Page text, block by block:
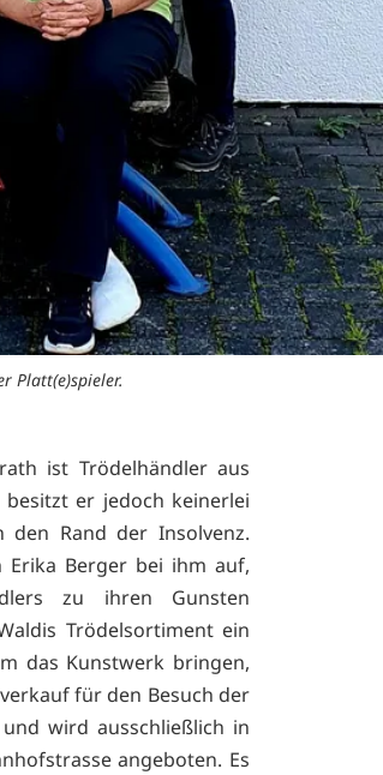
Platt(e)spieler.
ist Trödelhändler aus
besitzt er jedoch keinerlei
den Rand der Insolvenz.
Berger bei ihm auf,
zu ihren Gunsten
Trödelsortiment ein
das Kunstwerk bringen,
für den Besuch der
wird ausschließlich in
angeboten. Es